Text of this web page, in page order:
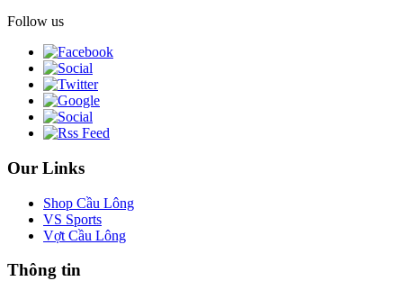
Follow us
Our Links
Shop Cầu Lông
VS Sports
Vợt Cầu Lông
Thông tin